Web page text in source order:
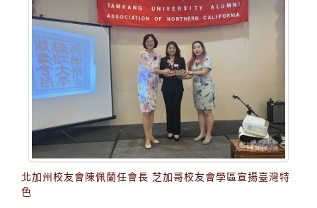
北加州校友會陳佩蘭任會長 芝加哥校友會學區宣揚臺灣特
色